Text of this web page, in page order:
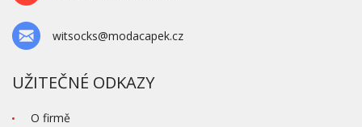
witsocks@modacapek.cz
UŽITEČNÉ ODKAZY
O firmě